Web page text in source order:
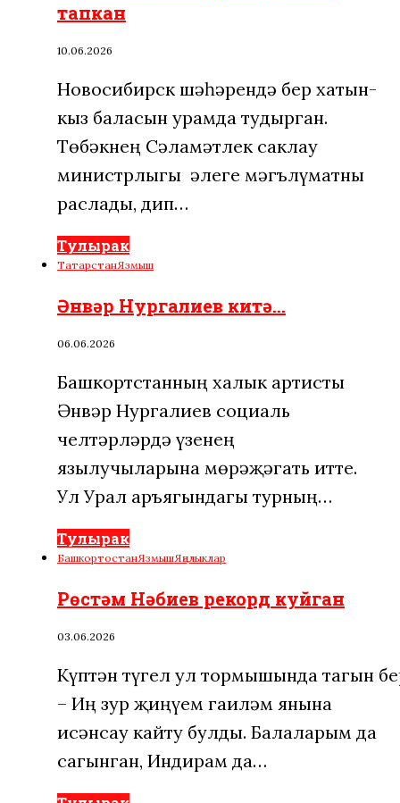
тапкан
10.06.2026
Новосибирск шәһәрендә бер хатын-
кыз баласын урамда тудырган.
Төбәкнең Сәламәтлек саклау
министрлыгы әлеге мәгълүматны
раслады, дип…
Тулырак
ТатарстанЯзмыш
Әнвәр Нургалиев китә…
06.06.2026
Башкортстанның халык артисты
Әнвәр Нургалиев социаль
челтәрләрдә үзенең
язылучыларына мөрәҗәгать итте.
Ул Урал аръягындагы турның…
Тулырак
БашкортостанЯзмышЯңалыклар
Рөстәм Нәбиев рекорд куйган
03.06.2026
Күптән түгел ул тормышында тагын
– Иң зур җиңүем гаиләм янына
исәнсау кайту булды. Балаларым да
сагынган, Индирам да…